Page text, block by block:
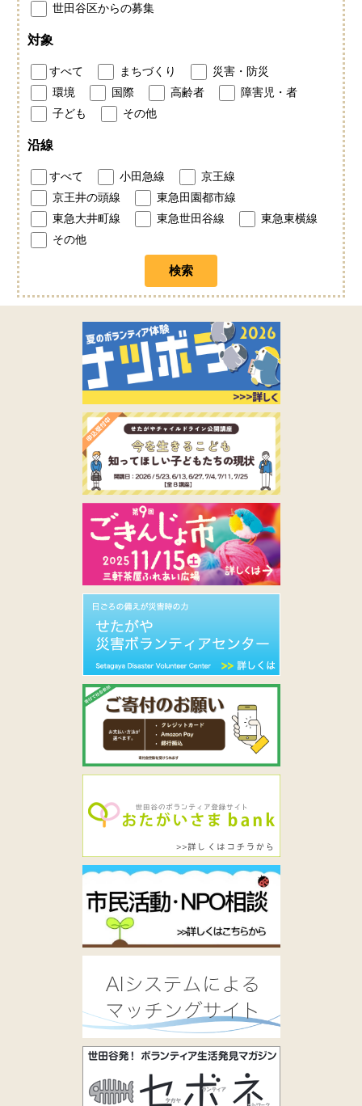
世田谷区からの募集
対象
すべて まちづくり
災害・防災
環境
国際 高齢者
障害児・者
子ども
その他
沿線
すべて 小田急線
京王線
京王井の頭線
東急田園都市線
東急大井町線
東急世田谷線
東急東横線
その他